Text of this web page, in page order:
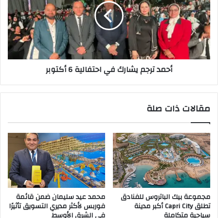
في
احتفالية
6
أكتوبر
أحمد ترجم يشارك في احتفالية 6 أكتوبر
مقالات ذات صلة
مجموعة بيك الباتروس للفنادق
تطلق Capri City أكبر مدينة
سياحية متكاملة
محمد عيد سليمان ضمن قائمة
فوربس لأكثر مديري التسويق تأثيرًا
في الشرق الأوسط